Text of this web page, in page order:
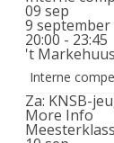
09 sep
9
20:00 - 23:45
't Markehuus
Interne
Za: KNSB-
More Info